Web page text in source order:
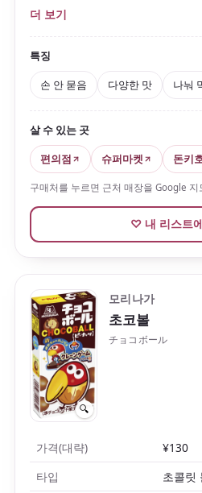
밀크 초콜릿 외에도 말차, 딸기,
맛과 시즌 한정판이 있습니다.
는'포키 데이(11월 11일)'
친구나 가족과 나눠 먹기 좋아
니다.
더 보기
특징
손 안 묻음
다양한 맛 나눠
살 수 있는 곳
편의점
슈퍼마켓 돈키
구매처를 누르면 근처 매장을 Google
♡ 내 리스트
🔍
모리나가
초코볼
チョコボール
가격(대략)
¥130
타입
초콜릿